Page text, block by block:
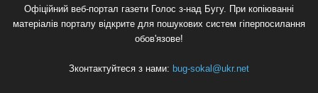
Офіційний веб-портал газети Голос з-над Бугу. При копіюванні
матеріалів порталу відкрите для пошукових систем гіперпосилання
обов'язове!
Зконтактуйтеся з нами: bug-sokal@ukr.net